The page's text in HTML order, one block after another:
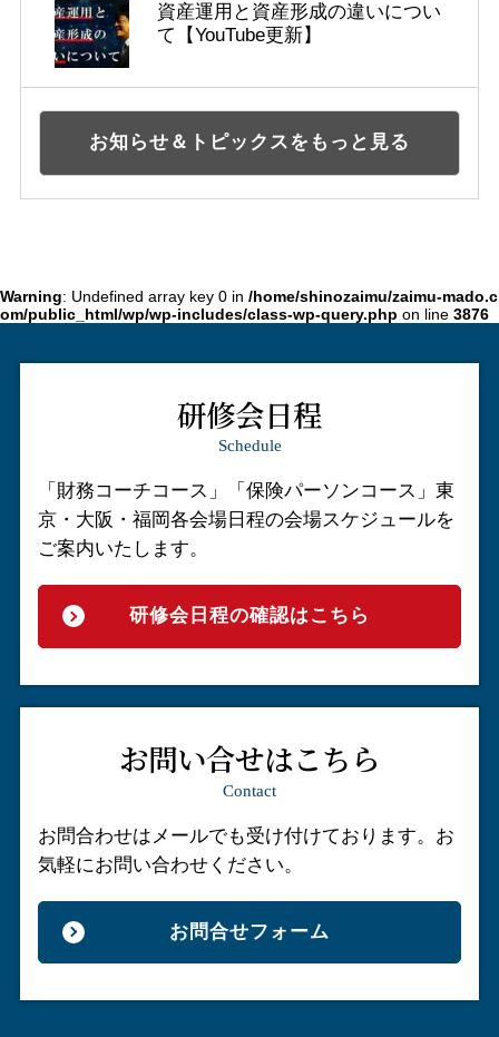
資産運用と資産形成の違いについ
て【YouTube更新】
お知らせ＆トピックスをもっと見る
Warning: Undefined array key 0 in /home/shinozaimu/zaimu-mado.c
om/public_html/wp/wp-includes/class-wp-query.php on line 3876
研修会日程
Schedule
「財務コーチコース」「保険パーソンコース」東
京・大阪・福岡各会場日程の会場スケジュールを
ご案内いたします。
研修会日程の確認はこちら
お問い合せはこちら
Contact
お問合わせはメールでも受け付けております。 お
気軽にお問い合わせください。
お問合せフォーム